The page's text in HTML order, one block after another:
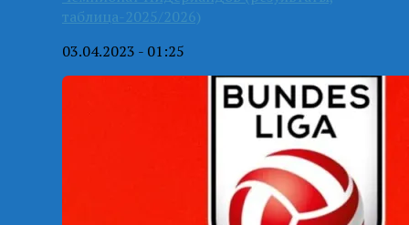
таблица-2025/2026)
03.04.2023 - 01:25